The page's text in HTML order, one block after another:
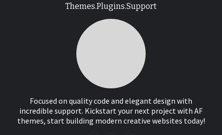
Themes.Plugins.Support
Focused on quality code and elegant design with
incredible support. Kickstart your next project with AF
themes, start building modern creative websites today!